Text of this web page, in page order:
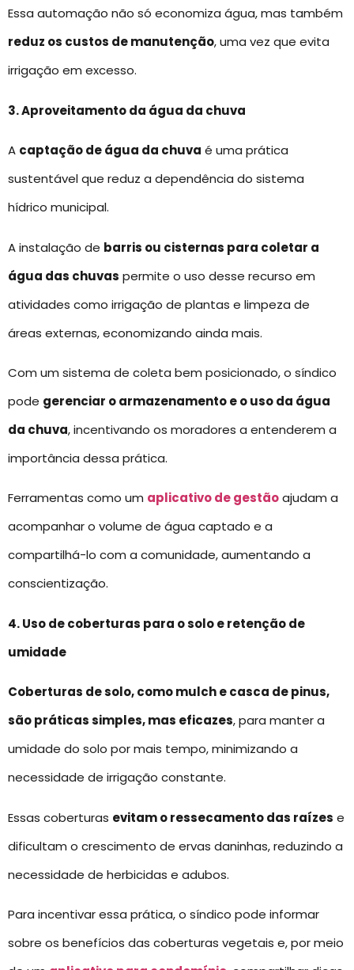
Essa automação não só economiza água, mas também
reduz os custos de manutenção, uma vez que evita
irrigação em excesso.
3. Aproveitamento da água da chuva
A captação de água da chuva é uma prática
sustentável que reduz a dependência do sistema
hídrico municipal.
A instalação de barris ou cisternas para coletar a
água das chuvas permite o uso desse recurso em
atividades como irrigação de plantas e limpeza de
áreas externas, economizando ainda mais.
Com um sistema de coleta bem posicionado, o síndico
pode gerenciar o armazenamento e o uso da água
da chuva, incentivando os moradores a entenderem a
importância dessa prática.
Ferramentas como um aplicativo de gestãoajudam a
acompanhar o volume de água captado e a
compartilhá-lo com a comunidade, aumentando a
conscientização.
4. Uso de coberturas para o solo e retenção de
umidade
Coberturas de solo, como mulch e casca de pinus,
são práticas simples, mas eficazes, para manter a
umidade do solo por mais tempo, minimizando a
necessidade de irrigação constante.
Essas coberturas evitam o ressecamento das raízes e
dificultam o crescimento de ervas daninhas, reduzindo a
necessidade de herbicidas e adubos.
Para incentivar essa prática, o síndico pode informar
sobre os benefícios das coberturas vegetais e, por meio